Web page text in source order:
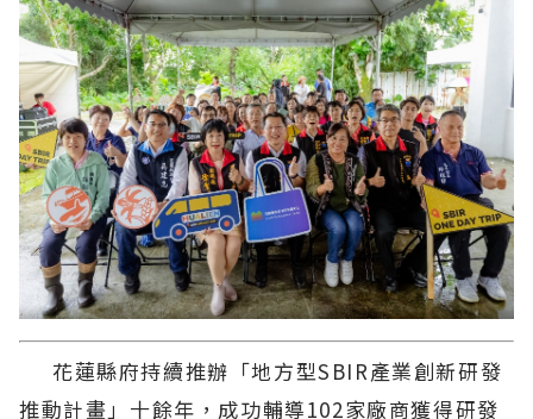
花蓮縣府持續推辦「地方型SBIR產業創新研發
推動計畫」十餘年，成功輔導102家廠商獲得研發